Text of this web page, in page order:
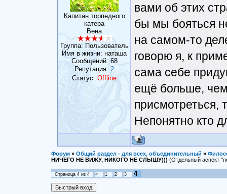
Капитан торпедного
катера
Вена
Группа: Пользователь
Имя в жизни: наташа
Сообщений: 68
Репутация: 2
Статус: Offline
вами об этих
бы мы бояться
на самом-то
говорю я, к
сама себе
ещё больше,
присмотреться,
Непонятно кто
Форум » Общий раздел - для всех, объединительный »
НИЧЕГО НЕ ВИЖУ, НИКОГО НЕ СЛЫШУ))) (Отдельный аспект
Страница 4 из 4 « 1 2 3 4